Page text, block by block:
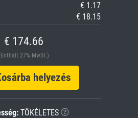
€ 1.17
€ 18.15
€ 174.66
27% MwSt.)
helyezés
TÖKÉLETES